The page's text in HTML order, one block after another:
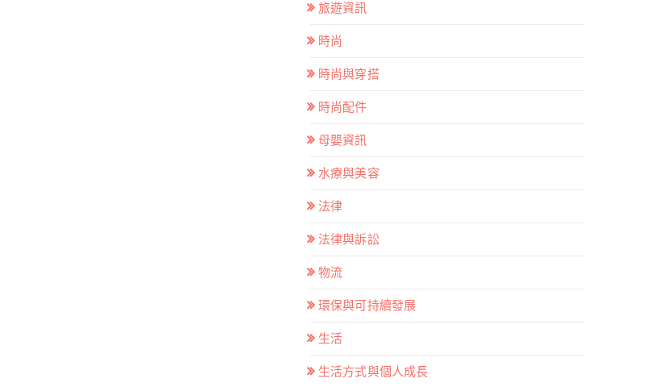
旅遊資訊
時尚
時尚與穿搭
時尚配件
母嬰資訊
水療與美容
法律
法律與訴訟
物流
環保與可持續發展
生活
生活方式與個人成長